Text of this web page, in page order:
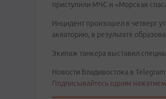
приступили МЧС и «Морская
Инцидент произошел в четверг
акваторию, в результате
Экипаж танкера выставил
Новости Владивостока в
Подписывайтесь одним